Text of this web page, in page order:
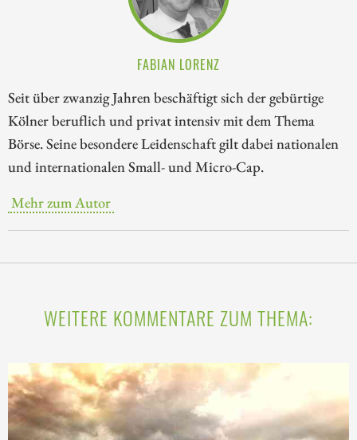
FABIAN LORENZ
Seit über zwanzig Jahren beschäftigt sich der gebürtige
Kölner beruflich und privat intensiv mit dem Thema
Börse. Seine besondere Leidenschaft gilt dabei nationalen
und internationalen Small- und Micro-Cap.
Mehr zum Autor
WEITERE KOMMENTARE ZUM THEMA: